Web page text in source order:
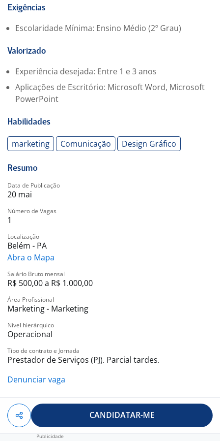
books, PDFs e peças institucionais.
Adaptar layouts para diferentes formatos e canais
digitais.
Seguir guias de identidade visual, referências criativas
Organizar arquivos, versões e entregas conforme o
fluxo interno.
Trabalhar em conjunto com a equipe de social media,
copywriting e estratégia para garantir coerência visual
e comunicação clara.
Requisitos
Experiência com design para redes sociais e materiais
digitais.
Domínio de ferramentas como Canva, Photoshop,
Illustrator ou Figma.
Boa noção de composição visual, hierarquia da
Capacidade de interpretar briefings e transformar
ideias em peças visuais estratégicas.
Organização para lidar com prazos e múltiplas
demandas.
Boa comunicação, responsabilidade e autonomia para
Portfólio atualizado com trabalhos anteriores.
Exigências
Escolaridade Mínima: Ensino Médio (2º Grau)
Valorizado
Experiência desejada: Entre 1 e 3 anos
Aplicações de Escritório: Microsoft Word, Microsoft
PowerPoint
Habilidades
marketing Comunicação Design Gráfico
Resumo
Data de Publicação
20 mai
Número de Vagas
1
Localização
Belém - PA
Abra o Mapa
Salário Bruto mensal
R$ 500,00 a R$ 1.000,00
Área Profissional
Marketing - Marketing
Nível hierárquico
Operacional
Tipo de contrato e Jornada
Prestador de Serviços (PJ). Parcial tardes.
Denunciar vaga
CANDIDATAR-ME